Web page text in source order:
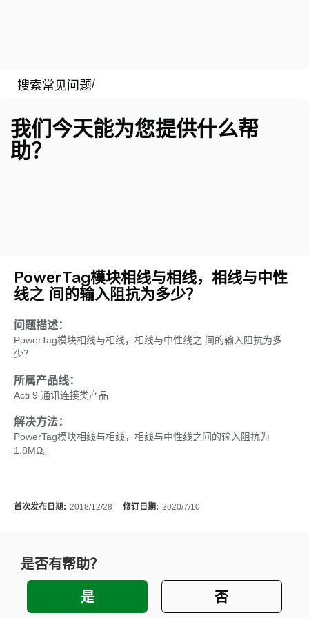
我们今天能为您提供什么帮
助？
PowerTag模块相线与相线，相线与中性
线之 间的输入阻抗为多少？
问题描述：
PowerTag模块相线与相线，相线与中性线之 间的输入阻抗为多
少？
所属产品线：
Acti 9 通讯连接类产品
解决方法：
PowerTag模块相线与相线，相线与中性线之间的输入阻抗为
1.8MΩ。
首次发布日期: 2018/12/28 修订日期: 2020/7/10
是否有帮助？